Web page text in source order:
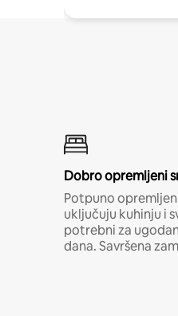
Dobro opremljeni
Potpuno
uključuju kuhinju i
potrebni za
dana. Savršena